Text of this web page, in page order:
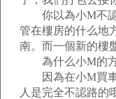
你以為小M不認
管在樓房的什么地
南。而一個新的樓
為什么小M的方
因為在小M買車
人是完全不認路的